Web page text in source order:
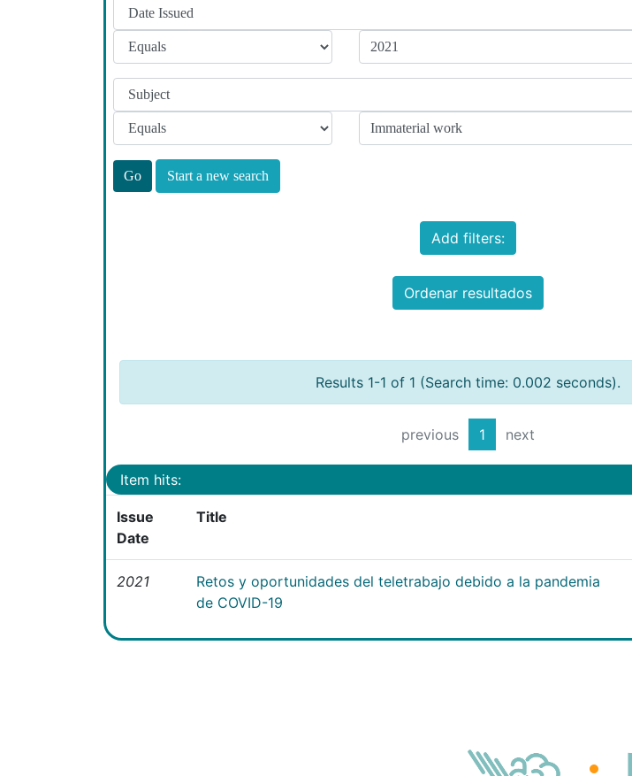
Start a new search
Add filters:
Ordenar resultados
Results 1-1 of 1 (Search time: 0.002 seconds).
previous 1 next
Item hits:
Issue
Date
Title
2021
Retos y oportunidades del teletrabajo debido a la pandemia
de COVID-19